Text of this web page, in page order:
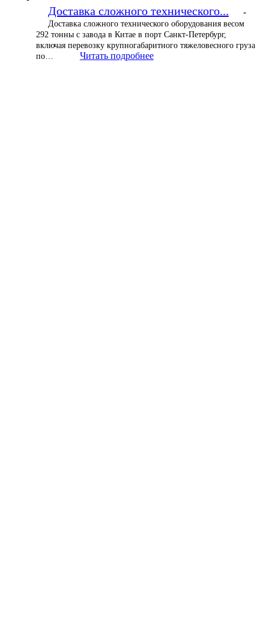
Доставка сложного технического... -
Доставка сложного технического оборудования весом
292 тонны с завода в Китае в порт Санкт-Петербург,
включая перевозку крупногабаритного тяжеловесного груза
по…
Читать подробнее